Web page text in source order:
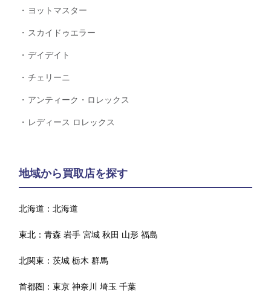
ヨットマスター
スカイドゥエラー
デイデイト
チェリーニ
アンティーク・ロレックス
レディース ロレックス
地域から買取店を探す
北海道：北海道
東北：青森 岩手 宮城 秋田 山形 福島
北関東：茨城 栃木 群馬
首都圏：東京 神奈川 埼玉 千葉